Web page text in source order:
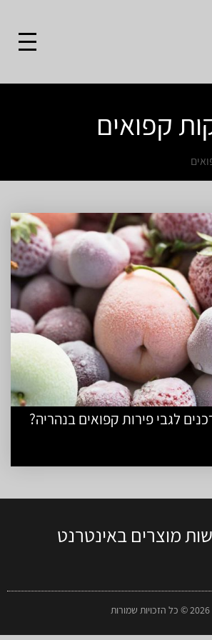
קפואים
לגבי פירות קפואים בנהריה?
מוצרים באינטרנט
2026 © כל הזכויות שמורות